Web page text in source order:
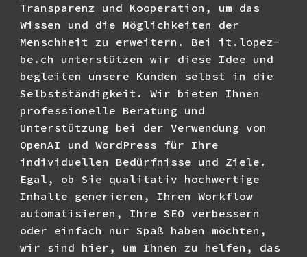
Transparenz und Kooperation, um das
Wissen und die Möglichkeiten der
Menschheit zu erweitern. Bei it.lopez-
be.ch unterstützen wir diese Idee und
begleiten unsere Kunden selbst in die
Selbstständigkeit. Wir bieten Ihnen
professionelle Beratung und
Unterstützung bei der Verwendung von
OpenAI und WordPress für Ihre
individuellen Bedürfnisse und Ziele.
Egal, ob Sie qualitativ hochwertige
Inhalte generieren, Ihren Workflow
automatisieren, Ihre SEO verbessern
oder einfach nur Spaß haben möchten,
wir sind hier, um Ihnen zu helfen, das